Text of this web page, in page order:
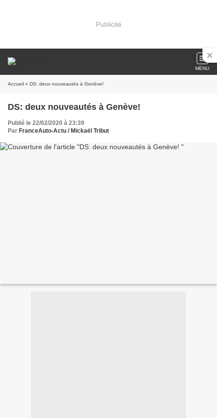
Publicité
MENU
Accueil » DS: deux nouveautés à Genève!
DS: deux nouveautés à Genève!
Publié le 22/02/2020 à 23:39
Par FranceAuto-Actu / Mickaël Tribut